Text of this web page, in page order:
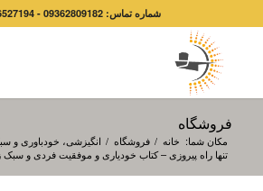
شماره تماس: 09362809182 - 36527194-9826+
فروشگاه
مکان شما: خانه / فروشگاه / انگیزشی، خودباوری و
تنها راه پیروزی – کتاب خودیاری و موفقیت فردی و سبک